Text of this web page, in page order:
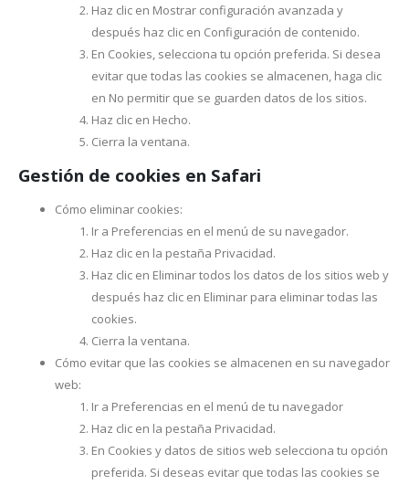
Haz clic en Mostrar configuración avanzada y
después haz clic en Configuración de contenido.
En Cookies, selecciona tu opción preferida. Si desea
evitar que todas las cookies se almacenen, haga clic
en No permitir que se guarden datos de los sitios.
Haz clic en Hecho.
Cierra la ventana.
Gestión de cookies en Safari
Cómo eliminar cookies:
Ir a Preferencias en el menú de su navegador.
Haz clic en la pestaña Privacidad.
Haz clic en Eliminar todos los datos de los sitios web y
después haz clic en Eliminar para eliminar todas las
cookies.
Cierra la ventana.
Cómo evitar que las cookies se almacenen en su navegador
web:
Ir a Preferencias en el menú de tu navegador
Haz clic en la pestaña Privacidad.
En Cookies y datos de sitios web selecciona tu opción
preferida. Si deseas evitar que todas las cookies se